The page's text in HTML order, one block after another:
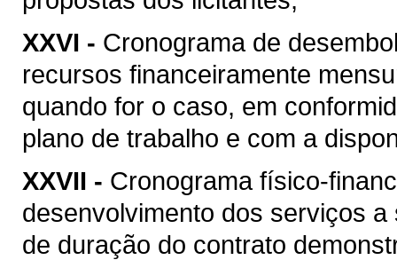
XXVI - Cronograma de
recursos financeiramente
quando for o caso, em
plano de trabalho e com a
XXVII - Cronograma físico-
desenvolvimento dos serviços
de duração do contrato